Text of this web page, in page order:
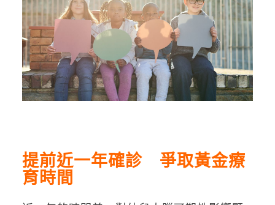
提前近一年確診 爭取黃金療
育時間